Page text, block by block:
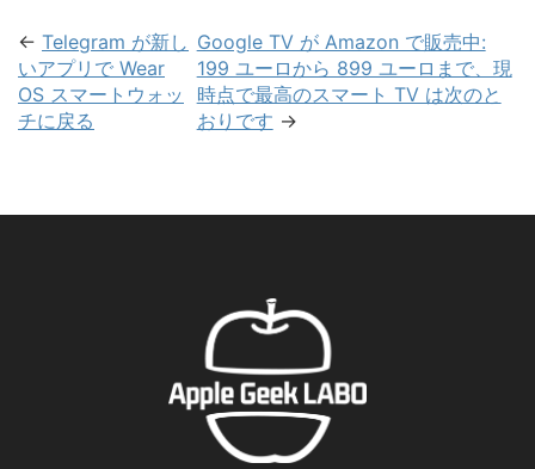
← Telegram が新し
いアプリで Wear
OS スマートウォッ
チに戻る
Google TV が Amazon で販売中:
199 ユーロから 899 ユーロまで、現
時点で最高のスマート TV は次のと
おりです →